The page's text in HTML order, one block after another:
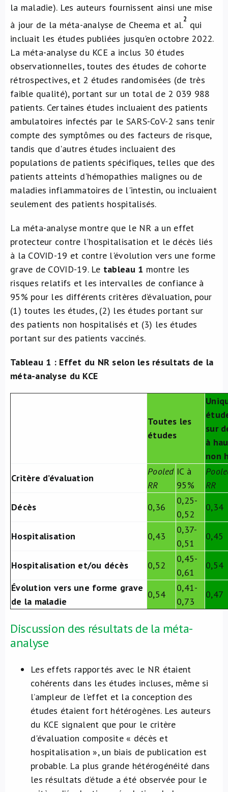
la maladie). Les auteurs fournissent ainsi une mise
à jour de la méta-analyse de Cheema et al.2 qui
incluait les études publiées jusqu'en octobre 2022.
La méta-analyse du KCE a inclus 30 études
observationnelles, toutes des études de cohorte
rétrospectives, et 2 études randomisées (de très
faible qualité), portant sur un total de 2 039 988
patients. Certaines études incluaient des patients
ambulatoires infectés par le SARS-CoV-2 sans tenir
compte des symptômes ou des facteurs de risque,
tandis que d'autres études incluaient des
populations de patients spécifiques, telles que des
patients atteints d'hémopathies malignes ou de
maladies inflammatoires de l'intestin, ou incluaient
seulement des patients hospitalisés.
La méta-analyse montre que le NR a un effet
protecteur contre l'hospitalisation et le décès liés
à la COVID-19 et contre l'évolution vers une forme
grave de COVID-19. Le tableau 1 montre les
risques relatifs et les intervalles de confiance à
95% pour les différents critères d’évaluation, pour
(1) toutes les études, (2) les études portant sur
des patients non hospitalisés et (3) les études
portant sur des patients vaccinés.
Tableau 1 : Effet du NR selon les résultats de la
méta-analyse du KCE
Toutes les
études
sur
à
non
Critère d’évaluation
Pooled
RR
IC à
95%
RR
Décès
0,36
0,25-
0,52
0,34
Hospitalisation 0,43
0,37-
0,51
0,45
Hospitalisation et/ou décès 0,52
0,45-
0,61
0,54
Évolution vers une forme grave
de la maladie
0,54
0,41-
0,73
0,47
Discussion des résultats de la méta-
analyse
Les effets rapportés avec le NR étaient
cohérents dans les études incluses, même si
l’ampleur de l'effet et la conception des
études étaient fort hétérogènes. Les auteurs
du KCE signalent que pour le critère
d'évaluation composite « décès et
hospitalisation », un biais de publication est
probable. La plus grande hétérogénéité dans
les résultats d’étude a été observée pour le